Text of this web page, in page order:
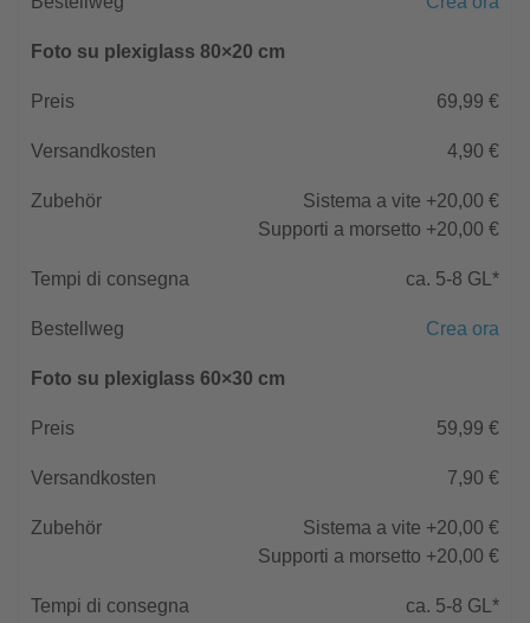
Foto su plexiglass 80×20 cm
69,99 €
4,90 €
Sistema a vite +20,00 €
Supporti a morsetto +20,00 €
ca. 5-8 GL*
Crea ora
Foto su plexiglass 60×30 cm
59,99 €
7,90 €
Sistema a vite +20,00 €
Supporti a morsetto +20,00 €
ca. 5-8 GL*